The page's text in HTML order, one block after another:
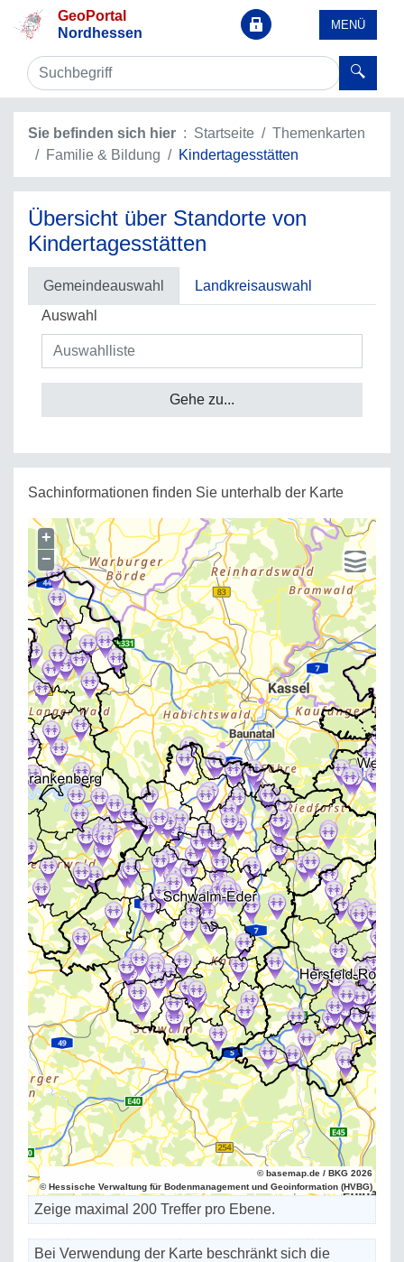
GeoPortal
Nordhessen
MENÜ
Sie befinden sich hier Startseite
Themenkarten
Familie & Bildung
Kindertagesstätten
Übersicht über Standorte von
Kindertagesstätten
Gemeindeauswahl
Landkreisauswahl
Auswahl
Gehe zu...
Sachinformationen finden Sie unterhalb der Karte
+
−
© basemap.de / BKG 2026
© Hessische Verwaltung für Bodenmanagement und Geoinformation (HVBG)
Zeige maximal 200 Treffer pro Ebene.
Bei Verwendung der Karte beschränkt sich die